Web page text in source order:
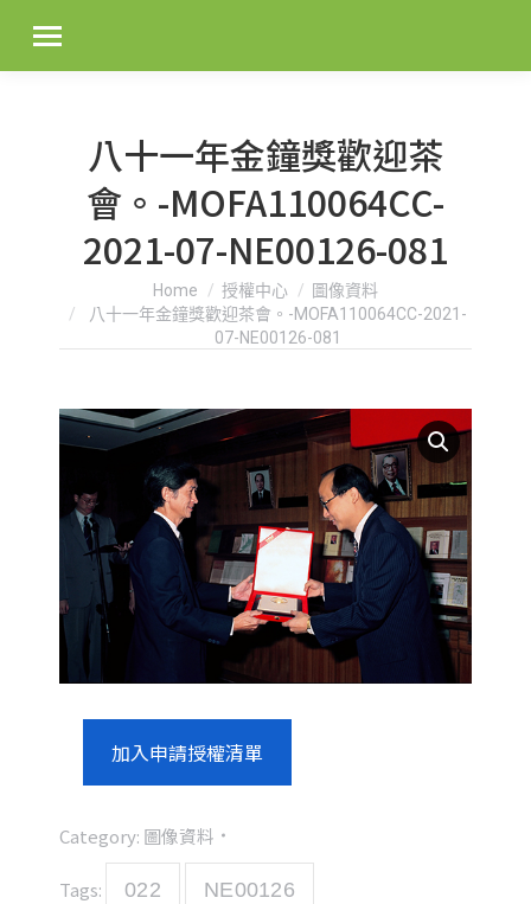
八十一年金鐘獎歡迎茶
會。-MOFA110064CC-
2021-07-NE00126-081
You are here:Home 授權中心
圖像資料
八十一年金鐘獎歡迎茶會。-MOFA110064CC-2021-
07-NE00126-081
加入申請授權清單
Category: 圖像資料
Tags: 022 NE00126